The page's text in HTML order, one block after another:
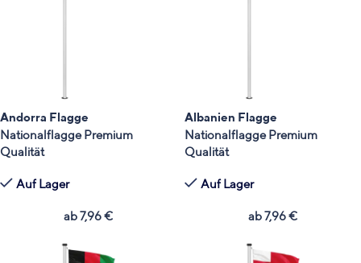
Andorra Flagge
Nationalflagge Premium
Qualität
Auf Lager
ab7,96€
Albanien Flagge
Nationalflagge Premium
Qualität
Auf Lager
ab7,96€